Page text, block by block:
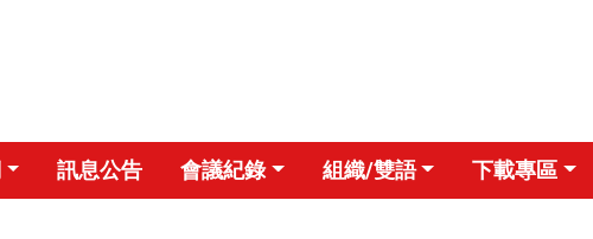
訊息公告 會議紀錄 組織/雙語 下載專區